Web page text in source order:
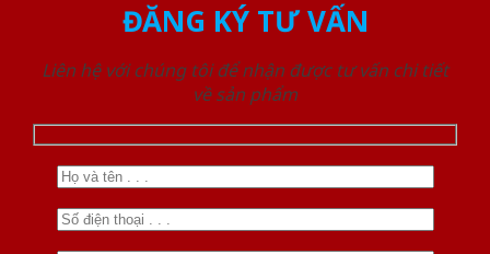
ĐĂNG KÝ TƯ VẤN
Liên hệ với chúng tôi để nhận được tư vấn chi tiết
về sản phẩm